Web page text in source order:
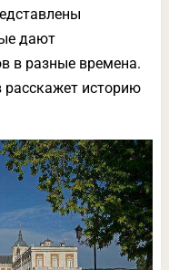
дают
в разные времена.
расскажет историю